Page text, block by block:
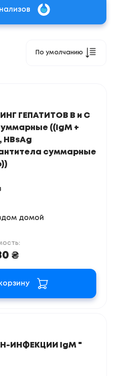
По умолчанию
ГЕПАТИТОВ В и С
((IgМ +
HBsAg
суммарные
домой
₴
ИНФЕКЦИИ IgМ "